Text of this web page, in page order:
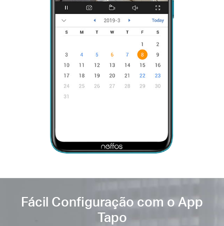
Fácil Configuração com o App
Tapo